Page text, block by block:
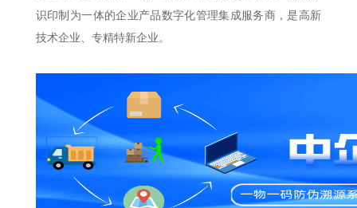
识印制为一体的企业产品数字化管理集成服务商，是高新
技术企业、专精特新企业。